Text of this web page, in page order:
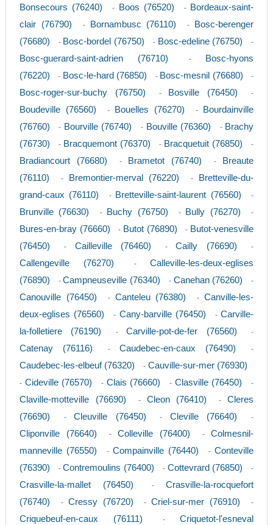
Bonsecours (76240) - Boos (76520) - Bordeaux-saint-
clair (76790)
- Bornambusc (76110) -
Bosc-berenger
(76680)
- Bosc-bordel (76750) - Bosc-edeline (76750) -
Bosc-guerard-saint-adrien (76710) -
Bosc-hyons
(76220)
- Bosc-le-hard (76850) - Bosc-mesnil (76680) -
Bosc-roger-sur-buchy (76750) - Bosville (76450) -
Boudeville (76560) - Bouelles (76270) -
Bourdainville
(76760)
- Bourville (76740) - Bouville (76360) - Brachy
(76730)
- Bracquemont (76370) - Bracquetuit (76850) -
Bradiancourt (76680) - Brametot (76740) -
Breaute
(76110)
- Bremontier-merval (76220) -
Bretteville-du-
grand-caux (76110)
- Bretteville-saint-laurent (76560) -
Brunville (76630) - Buchy (76750) - Bully (76270) -
Bures-en-bray (76660) - Butot (76890) - Butot-venesville
(76450)
- Cailleville (76460) -Cailly (76690) -
Callengeville (76270) -Calleville-les-deux-eglises
(76890)
-Campneuseville (76340) - Canehan (76260) -
Canouville (76450) - Canteleu (76380) -Canville-les-
deux-eglises (76560)
- Cany-barville (76450) -Carville-
la-folletiere (76190)
-Carville-pot-de-fer (76560) -
Catenay (76116) - Caudebec-en-caux (76490) -
Caudebec-les-elbeuf (76320) - Cauville-sur-mer (76930)
- Cideville (76570) - Clais (76660) - Clasville (76450) -
Claville-motteville (76690) - Cleon (76410) -Cleres
(76690)
-Cleuville (76450) - Cleville (76640) -
Cliponville (76640) - Colleville (76400) -Colmesnil-
manneville (76550)
- Compainville (76440) -Conteville
(76390)
-Contremoulins (76400) - Cottevrard (76850) -
Crasville-la-mallet (76450) -Crasville-la-rocquefort
(76740)
- Cressy (76720) -Criel-sur-mer (76910) -
Criquebeuf-en-caux (76111) -Criquetot-l'esneval